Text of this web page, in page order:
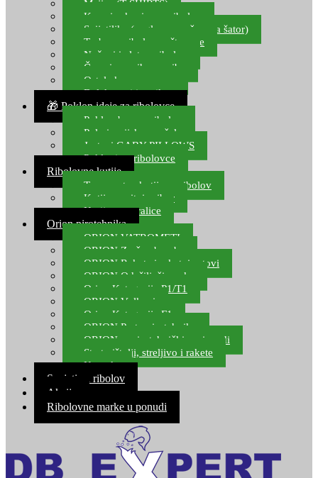
Majice (T-SHIRTS)
Kape i rukavice za ribolov
Svijetiljke (naglavne, ručne, za šator)
Torbe za ribolovne štapove
Noževi i alat za ribolov
Čamci za prihranu ribe
Ostala kamp oprema
Dalekozori i optika
🎁 Poklon ideje za ribolovce
Poklon bon za ribolov
Polarizacijske naočale
Jastuci GABY PILLOWS
Pokloni za ribolovce
Ribolovne kutije
Transportne kutije za ribolov
Kutije za sitni pribor
Kutije za varalice
Orion pirotehnika
ORION VATROMETI
ORION Zračne bombe
ORION Rakete i raketni setovi
ORION Odašiljači zvuka
Orion Kategorija P1/T1
ORION Vulkani
Orion Kategorija F1
ORION Party pirotehnika
ORION nepirotehnički proizvodi
Start pištolji, streljivo i rakete
Kontakt
Savjeti za ribolov
Akcija
Ribolovne marke u ponudi